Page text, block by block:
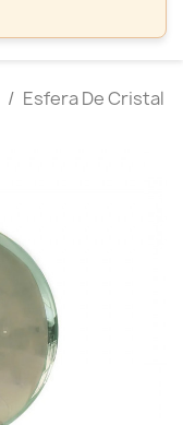
Esfera De Cristal